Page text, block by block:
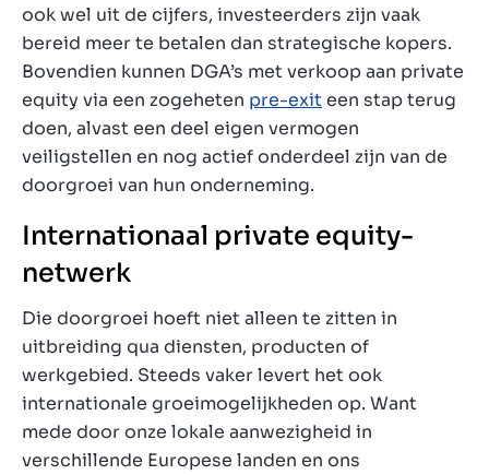
ook wel uit de cijfers, investeerders zijn vaak
bereid meer te betalen dan strategische kopers.
Bovendien kunnen DGA’s met verkoop aan private
equity via een zogeheten pre-exiteen stap terug
doen, alvast een deel eigen vermogen
veiligstellen en nog actief onderdeel zijn van de
doorgroei van hun onderneming.
Internationaal private equity-
netwerk
Die doorgroei hoeft niet alleen te zitten in
uitbreiding qua diensten, producten of
werkgebied. Steeds vaker levert het ook
internationale groeimogelijkheden op. Want
mede door onze lokale aanwezigheid in
verschillende Europese landen en ons